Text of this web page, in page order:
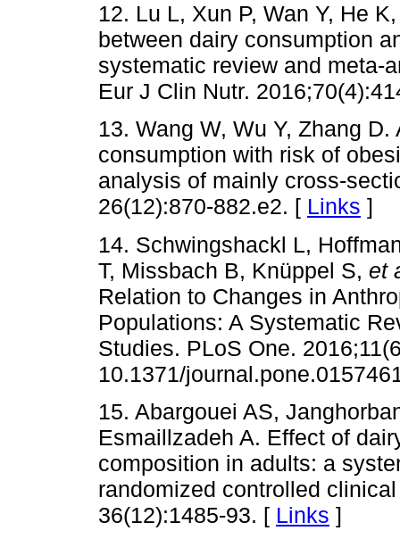
12. Lu L, Xun P, Wan Y, He
between dairy consumption
systematic review and meta-
Eur J Clin Nutr.
13. Wang W, Wu Y, Zhang
consumption with risk of
analysis of mainly cross-
26(12):870-882.e2. [ Links ]
14. Schwingshackl L,
T, Missbach B, Knüppel S, et
Relation to Changes in
Populations: A Systematic
Studies. PLoS One.
10.1371/
15. Abargouei AS,
Esmaillzadeh A. Effect of
composition in adults: a
randomized controlled
36(12):1485-93. [ Links ]